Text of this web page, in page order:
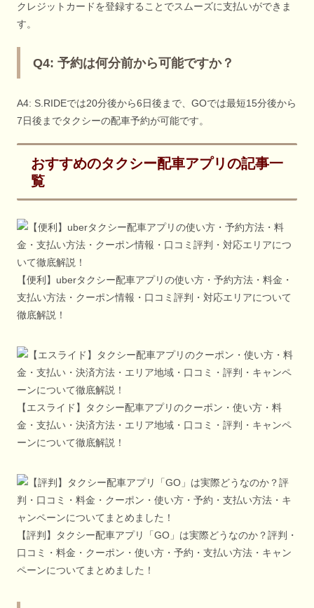
クレジットカードを登録することでスムーズに支払いができま
す。
Q4: 予約は何分前から可能ですか？
A4: S.RIDEでは20分後から6日後まで、GOでは最短15分後から
7日後までタクシーの配車予約が可能です。
おすすめのタクシー配車アプリの記事一
覧
【便利】uberタクシー配車アプリの使い方・予約方法・料金・
支払い方法・クーポン情報・口コミ評判・対応エリアについて
徹底解説！
【エスライド】タクシー配車アプリのクーポン・使い方・料
金・支払い・決済方法・エリア地域・口コミ・評判・キャンペ
ーンについて徹底解説！
【評判】タクシー配車アプリ「GO」は実際どうなのか？評判・
口コミ・料金・クーポン・使い方・予約・支払い方法・キャン
ペーンについてまとめました！